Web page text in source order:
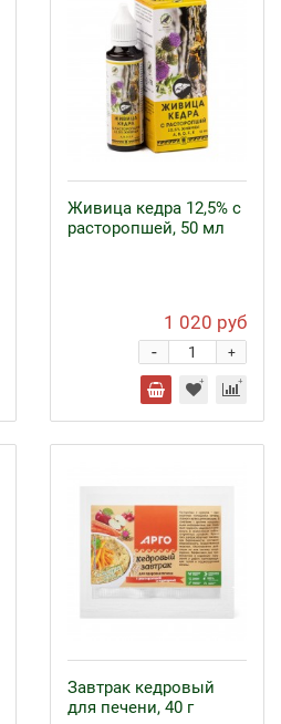
Живица кедра 12,5% с
расторопшей, 50 мл
1 020 руб
+
-
Завтрак кедровый
для печени, 40 г